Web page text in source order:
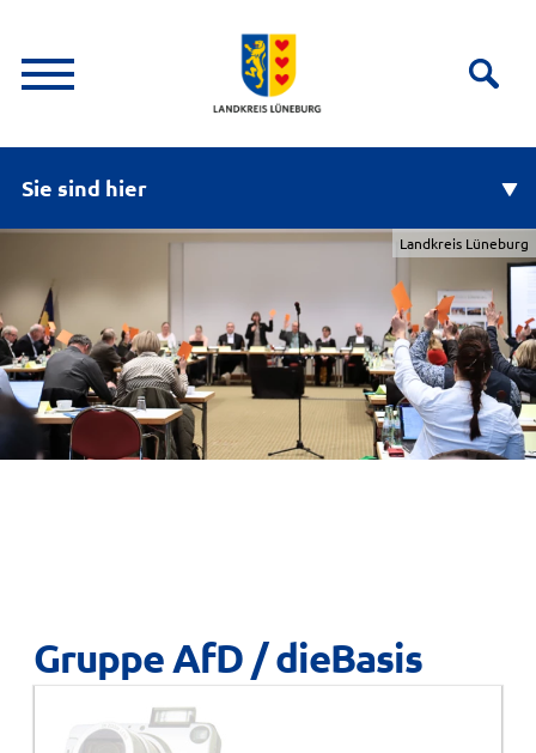
Sie sind hier
Landkreis Lüneburg
Gruppe AfD / dieBasis